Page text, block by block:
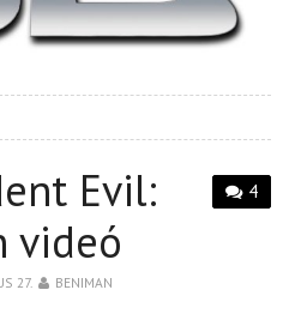
4
Evil:
videó
27. BENIMAN